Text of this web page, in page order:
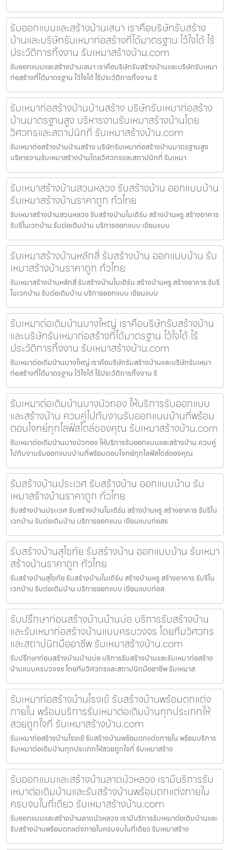
รับออกแบบและสร้างบ้านเสนา เราคือบริษัทรับสร้าง
บ้านและบริษัทรับเหมาก่อสร้างที่ได้มาตรฐาน ไว้ใจได้ ไร้
ประวัติการทิ้งงาน รับเหมาสร้างบ้าน.com
รับออกแบบและสร้างบ้านเสนา เราคือบริษัทรับสร้างบ้านและบริษัทรับเหมา
ก่อสร้างที่ได้มาตรฐาน ไว้ใจได้ ไร้ประวัติการทิ้งงาน รั
รับเหมาก่อสร้างบ้านบ้านสร้าง บริษัทรับเหมาก่อสร้าง
บ้านมาตรฐานสูง บริหารงานรับเหมาสร้างบ้านโดย
วิศวกรและสถาปนิกที่ รับเหมาสร้างบ้าน.com
รับเหมาก่อสร้างบ้านบ้านสร้าง บริษัทรับเหมาก่อสร้างบ้านมาตรฐานสูง
บริหารงานรับเหมาสร้างบ้านโดยวิศวกรและสถาปนิกที่ รับเหมา
รับเหมาสร้างบ้านสวนหลวง รับสร้างบ้าน ออกแบบบ้าน
รับเหมาสร้างบ้านราคาถูก ทั่วไทย
รับเหมาสร้างบ้านสวนหลวง รับสร้างบ้านโมเดิร์น สร้างบ้านหรู สร้างอาคาร
รับรีโนเวทบ้าน รับต่อเติมบ้าน บริการออกแบบ เขียนแบบ
รับเหมาสร้างบ้านหลักสี่ รับสร้างบ้าน ออกแบบบ้าน รับ
เหมาสร้างบ้านราคาถูก ทั่วไทย
รับเหมาสร้างบ้านหลักสี่ รับสร้างบ้านโมเดิร์น สร้างบ้านหรู สร้างอาคาร รับรี
โนเวทบ้าน รับต่อเติมบ้าน บริการออกแบบ เขียนแบบ
รับเหมาต่อเติมบ้านบางใหญ่ เราคือบริษัทรับสร้างบ้าน
และบริษัทรับเหมาก่อสร้างที่ได้มาตรฐาน ไว้ใจได้ ไร้
ประวัติการทิ้งงาน รับเหมาสร้างบ้าน.com
รับเหมาต่อเติมบ้านบางใหญ่ เราคือบริษัทรับสร้างบ้านและบริษัทรับเหมา
ก่อสร้างที่ได้มาตรฐาน ไว้ใจได้ ไร้ประวัติการทิ้งงาน รั
รับเหมาต่อเติมบ้านบางบัวทอง ให้บริการรับออกแบบ
และสร้างบ้าน ควบคู่ไปกับงานรับออกแบบบ้านที่พร้อม
ตอบโจทย์ทุกไลฟ์สไตล์ของคุณ รับเหมาสร้างบ้าน.com
รับเหมาต่อเติมบ้านบางบัวทอง ให้บริการรับออกแบบและสร้างบ้าน ควบคู่
ไปกับงานรับออกแบบบ้านที่พร้อมตอบโจทย์ทุกไลฟ์สไตล์ของคุณ
รับสร้างบ้านประเวศ รับสร้างบ้าน ออกแบบบ้าน รับ
เหมาสร้างบ้านราคาถูก ทั่วไทย
รับสร้างบ้านประเวศ รับสร้างบ้านโมเดิร์น สร้างบ้านหรู สร้างอาคาร รับรีโน
เวทบ้าน รับต่อเติมบ้าน บริการออกแบบ เขียนแบบก่อสร
รับสร้างบ้านสุโขทัย รับสร้างบ้าน ออกแบบบ้าน รับเหมา
สร้างบ้านราคาถูก ทั่วไทย
รับสร้างบ้านสุโขทัย รับสร้างบ้านโมเดิร์น สร้างบ้านหรู สร้างอาคาร รับรีโน
เวทบ้าน รับต่อเติมบ้าน บริการออกแบบ เขียนแบบก่อส
รับปรึกษาก่อนสร้างบ้านบ้านบ่อ บริการรับสร้างบ้าน
และรับเหมาก่อสร้างบ้านแบบครบวงจร โดยทีมวิศวกร
และสถาปนิกมืออาชีพ รับเหมาสร้างบ้าน.com
รับปรึกษาก่อนสร้างบ้านบ้านบ่อ บริการรับสร้างบ้านและรับเหมาก่อสร้าง
บ้านแบบครบวงจร โดยทีมวิศวกรและสถาปนิกมืออาชีพ รับเหมาส
รับเหมาก่อสร้างบ้านโรงเข้ รับสร้างบ้านพร้อมตกแต่ง
ภายใน พร้อมบริการรับเหมาต่อเติมบ้านทุกประเภทให้
สวยถูกใจที่ รับเหมาสร้างบ้าน.com
รับเหมาก่อสร้างบ้านโรงเข้ รับสร้างบ้านพร้อมตกแต่งภายใน พร้อมบริการ
รับเหมาต่อเติมบ้านทุกประเภทให้สวยถูกใจที่ รับเหมาสร้าง
รับออกแบบและสร้างบ้านลาดบัวหลวง เรามีบริการรับ
เหมาต่อเติมบ้านและรับสร้างบ้านพร้อมตกแต่งภายใน
ครบจบในที่เดียว รับเหมาสร้างบ้าน.com
รับออกแบบและสร้างบ้านลาดบัวหลวง เรามีบริการรับเหมาต่อเติมบ้านและ
รับสร้างบ้านพร้อมตกแต่งภายในครบจบในที่เดียว รับเหมาสร้าง